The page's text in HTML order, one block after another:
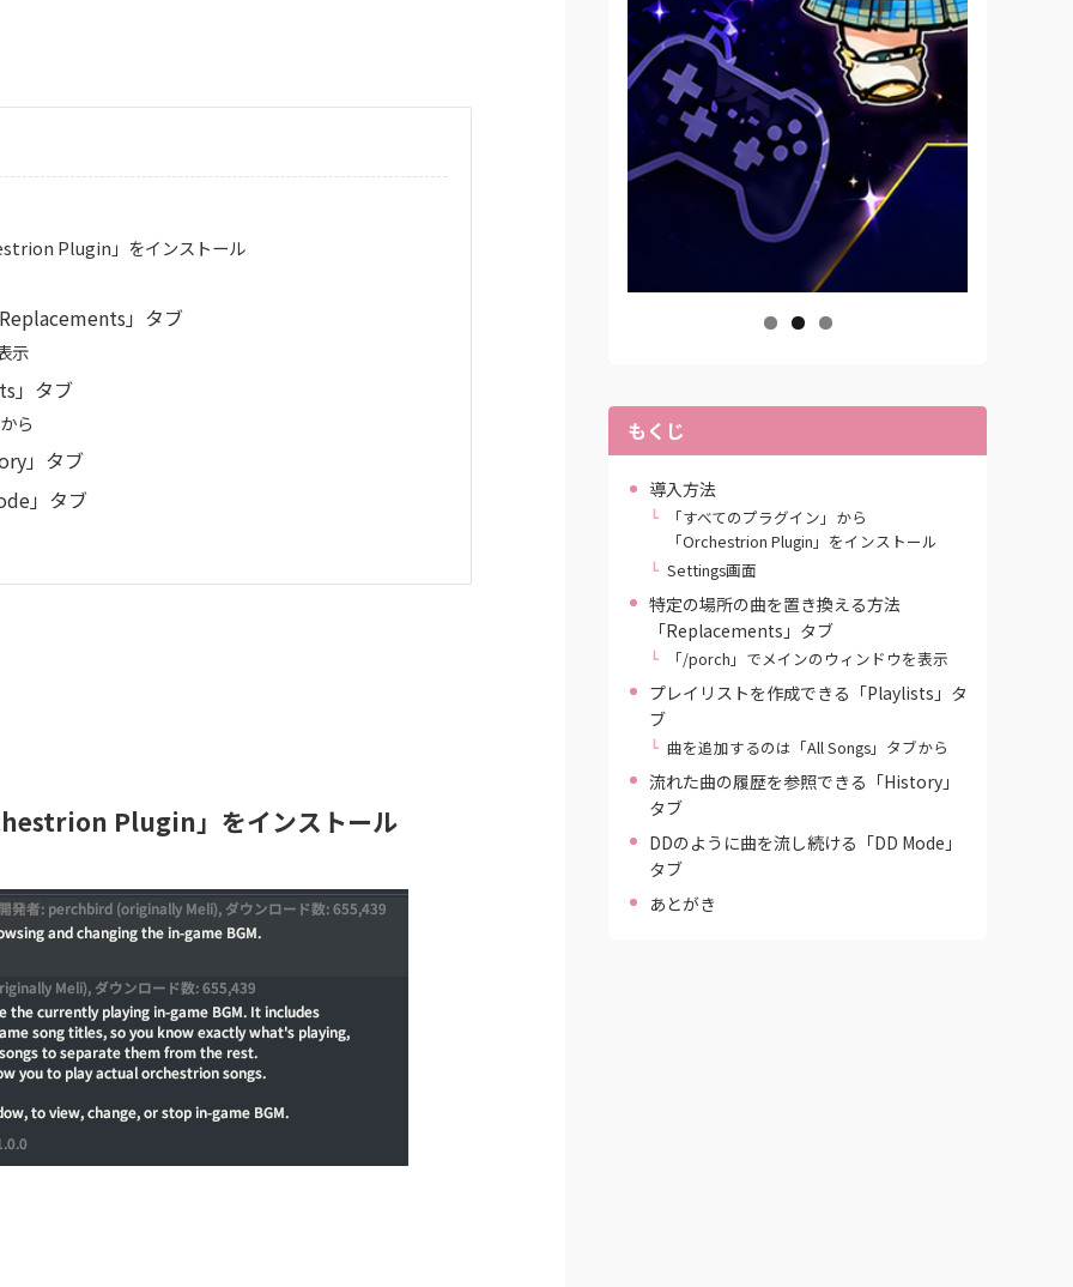
Plugin」をインストール
」タブ
示
」タブ
ら
」タブ
」タブ
Plugin」をインストール
もくじ
導入方法
「すべてのプラグイン」から
「Orchestrion Plugin」をインストール
Settings画面
特定の場所の曲を置き換える方法
「Replacements」タブ
「/porch」でメインのウィンドウを表示
プレイリストを作成できる「Playlists」タ
ブ
曲を追加するのは「All Songs」タブから
流れた曲の履歴を参照できる「History」
タブ
DDのように曲を流し続ける「DD Mode」
タブ
あとがき